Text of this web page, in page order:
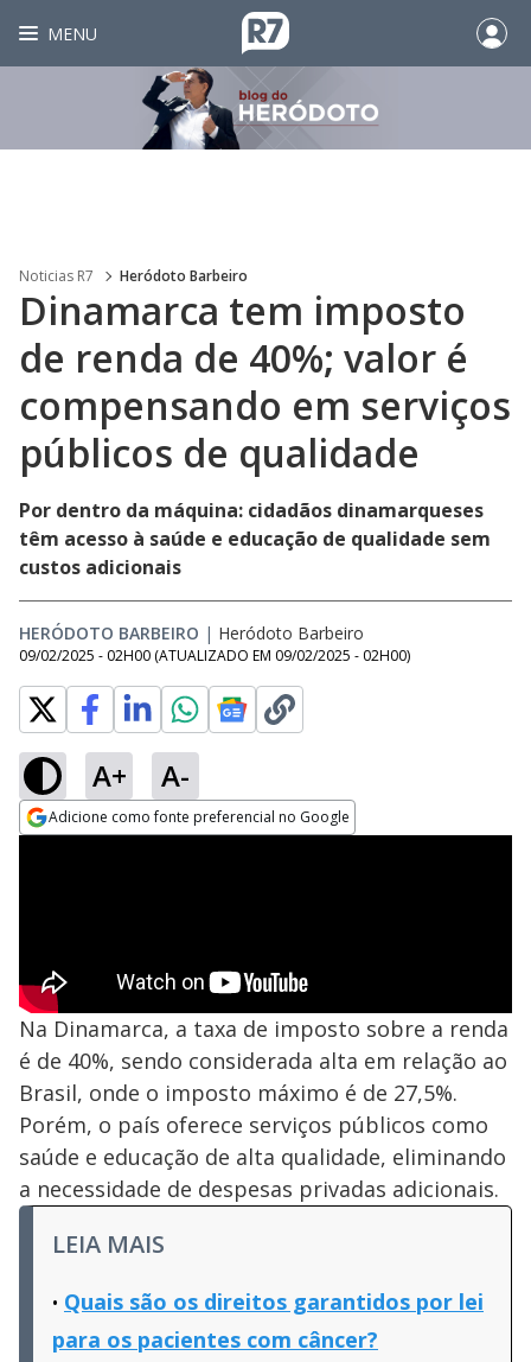
MENU
Noticias R7 Heródoto Barbeiro
Dinamarca tem imposto
de renda de 40%; valor é
compensando em serviços
públicos de qualidade
Por dentro da máquina: cidadãos dinamarqueses
têm acesso à saúde e educação de qualidade sem
custos adicionais
HERÓDOTO BARBEIRO | Heródoto Barbeiro
09/02/2025 - 02H00 (ATUALIZADO EM 09/02/2025 - 02H00)
A+ A-
Adicione como fonte preferencial no Google
Na Dinamarca, a taxa de imposto sobre a renda
é de 40%, sendo considerada alta em relação ao
Brasil, onde o imposto máximo é de 27,5%.
Porém, o país oferece serviços públicos como
saúde e educação de alta qualidade, eliminando
a necessidade de despesas privadas adicionais.
LEIA MAIS
Quais são os direitos garantidos por lei
para os pacientes com câncer?